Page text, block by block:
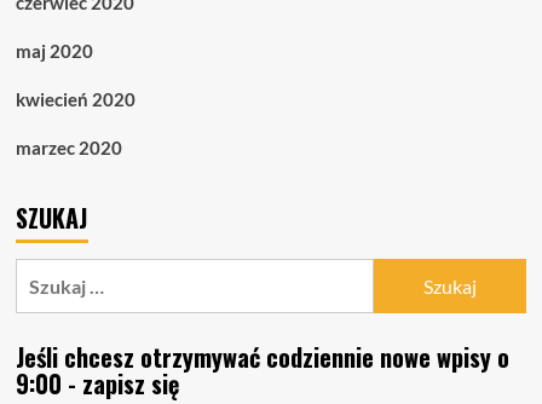
maj 2020
kwiecień 2020
marzec 2020
SZUKAJ
Jeśli chcesz otrzymywać codziennie nowe wpisy o
9:00 - zapisz się